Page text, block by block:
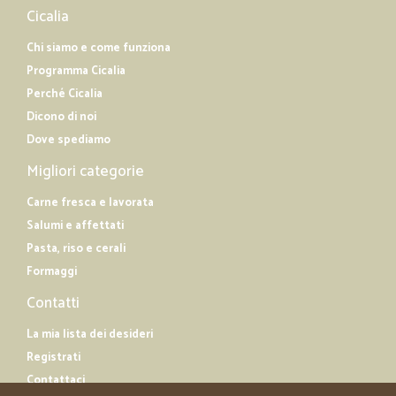
Cicalia
Chi siamo e come funziona
Programma Cicalia
Perché Cicalia
Dicono di noi
Dove spediamo
Migliori categorie
Carne fresca e lavorata
Salumi e affettati
Pasta, riso e cerali
Formaggi
Contatti
La mia lista dei desideri
Registrati
Contattaci